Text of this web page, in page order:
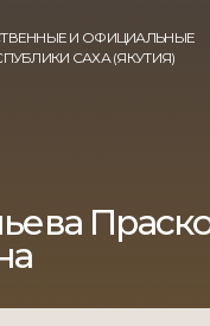
И ОФИЦИАЛЬНЫЕ
САХА (ЯКУТИЯ)